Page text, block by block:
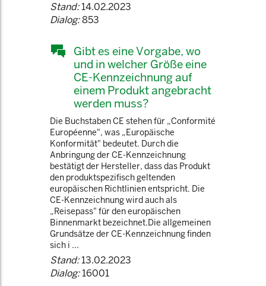
Stand:14.02.2023
Dialog:853
Gibt es eine Vorgabe, wo
und in welcher Größe eine
CE-Kennzeichnung auf
einem Produkt angebracht
werden muss?
Die Buchstaben CE stehen für „Conformité
Européenne", was „Europäische
Konformität" bedeutet. Durch die
Anbringung der CE-Kennzeichnung
bestätigt der Hersteller, dass das Produkt
den produktspezifisch geltenden
europäischen Richtlinien entspricht. Die
CE-Kennzeichnung wird auch als
„Reisepass" für den europäischen
Binnenmarkt bezeichnet.Die allgemeinen
Grundsätze der CE-Kennzeichnung finden
sich i ...
Stand:13.02.2023
Dialog:16001